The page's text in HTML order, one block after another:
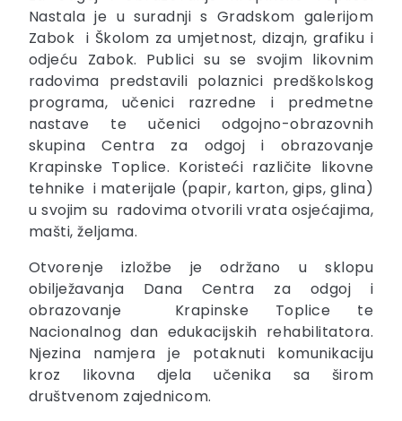
Nastala je u suradnji s Gradskom galerijom
Zabok i Školom za umjetnost, dizajn, grafiku i
odjeću Zabok. Publici su se svojim likovnim
radovima predstavili polaznici predškolskog
programa, učenici razredne i predmetne
nastave te učenici odgojno-obrazovnih
skupina Centra za odgoj i obrazovanje
Krapinske Toplice. Koristeći različite likovne
tehnike i materijale (papir, karton, gips, glina)
u svojim su radovima otvorili vrata osjećajima,
mašti, željama.
Otvorenje izložbe je održano u sklopu
obilježavanja Dana Centra za odgoj i
obrazovanje Krapinske Toplice te
Nacionalnog dan edukacijskih rehabilitatora.
Njezina namjera je potaknuti komunikaciju
kroz likovna djela učenika sa širom
društvenom zajednicom.